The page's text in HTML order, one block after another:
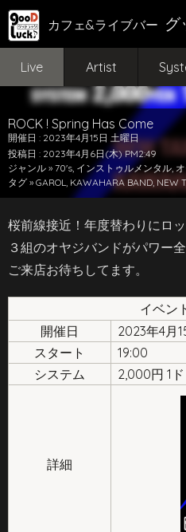
カフェ&ライブバー グ
Live Artist
ROCK ! Spring Has Come
開催日 : 2023年4月15日 土曜日
投稿日 : 2023年4月6日(木) PM2:49
ジャンル » 70's, インストゥルメンタル,
タグ » GAROL, KAWAHARA BAND, NEW
桜前線接近！年度替わりにロ
３組のオヤジバンドがパワー全
ご来店お待ちしてます。
イベン
開催日
2023年4月
スタート
19:00
システム
2,000円 1
詳細